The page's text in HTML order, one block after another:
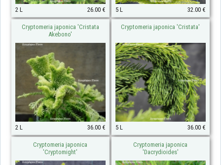
2 L 26.00 € 5 L 32.00 €
Cryptomeria japonica 'Cristata
Akebono'
2 L 36.00 €
Cryptomeria japonica 'Cristata'
5 L 36.00 €
Cryptomeria japonica
'Cryptomight'
Cryptomeria japonica
'Dacrydioides'